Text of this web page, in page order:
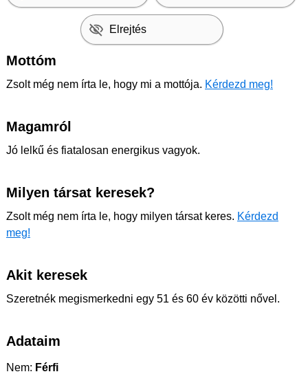
Elrejtés
Mottóm
Zsolt még nem írta le, hogy mi a mottója. Kérdezd meg!
Magamról
Jó lelkű és fiatalosan energikus vagyok.
Milyen társat keresek?
Zsolt még nem írta le, hogy milyen társat keres. Kérdezd
meg!
Akit keresek
Szeretnék megismerkedni egy 51 és 60 év közötti nővel.
Adataim
Nem: Férfi